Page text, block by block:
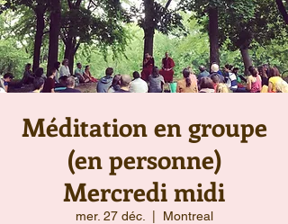
Méditation en groupe
(en personne)
Mercredi midi
mer. 27 déc. Montreal